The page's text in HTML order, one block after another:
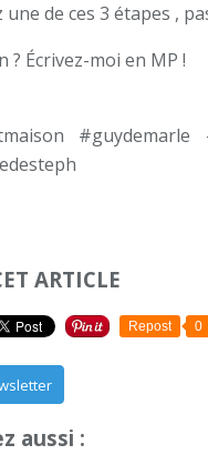
une de ces 3 étapes ,
? Écrivez-moi en MP !
#guydemarle
ARTICLE
Repost 0
aussi :